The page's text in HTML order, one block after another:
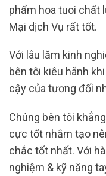
phẩm hoa tuoi chất
Mại dịch Vụ rất tốt.
Với lâu lăm kinh
bên tôi kiêu hãnh
cậy của tương đối
Chúng bên tôi
cực tốt nhằm tạo
chắc tốt nhất. Với
nghiệm & kỹ năng